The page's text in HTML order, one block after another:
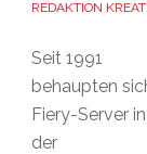
REDAKTION
Seit 1991
behaupten
Fiery-Server in
der